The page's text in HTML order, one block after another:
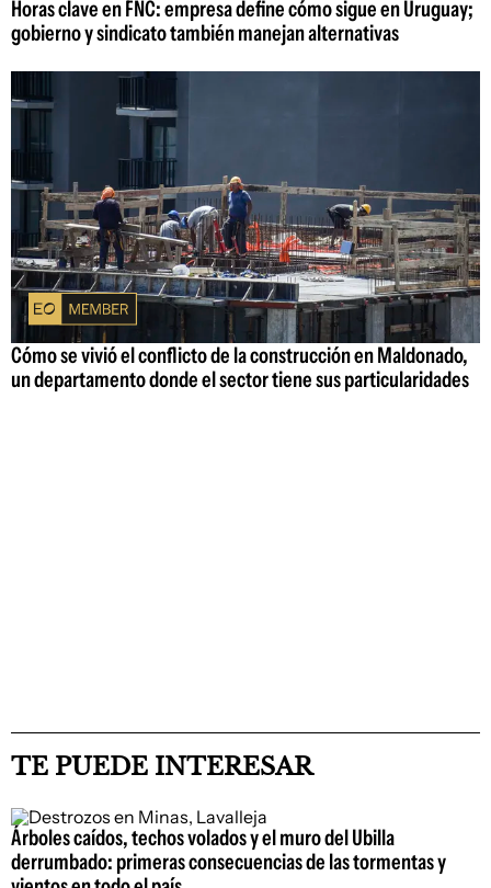
Horas clave en FNC: empresa define cómo sigue en Uruguay;
gobierno y sindicato también manejan alternativas
Cómo se vivió el conflicto de la construcción en Maldonado,
un departamento donde el sector tiene sus particularidades
TE PUEDE INTERESAR
Árboles caídos, techos volados y el muro del Ubilla
derrumbado: primeras consecuencias de las tormentas y